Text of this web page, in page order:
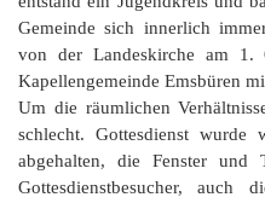
Gemeinde sich innerlich
von der Landeskirche am 1.
Kapellengemeinde Emsbüren
Um die räumlichen
schlecht. Gottesdienst
abgehalten, die Fenster und
Gottesdienstbesucher,